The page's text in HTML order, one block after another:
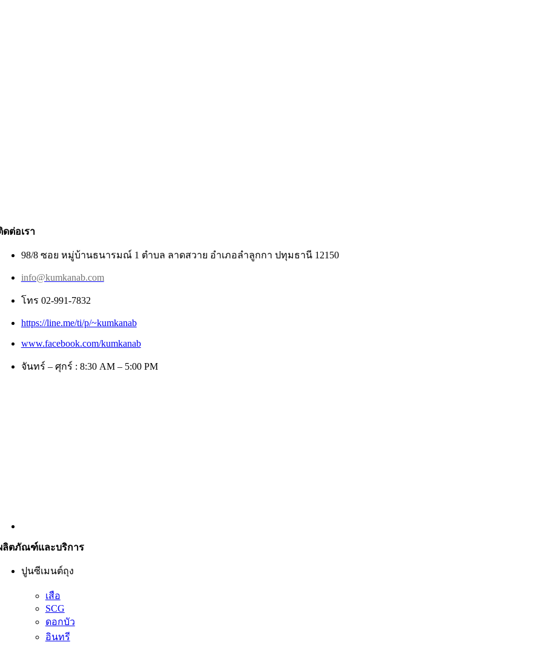
ดต่อเรา
98/8 ซอย หมู่บ้านธนารมณ์ 1 ตำบล ลาดสวาย อำเภอลำลูกกา ปทุมธานี 12150
info@kumkanab.com
โทร 02-991-7832
https://line.me/ti/p/~kumkanab
www.facebook.com/kumkanab
จันทร์ – ศุกร์ : 8:30 AM – 5:00 PM
ลิตภัณฑ์และบริการ
ปูนซีเมนต์ถุง
เสือ
SCG
ดอกบัว
อินทรี